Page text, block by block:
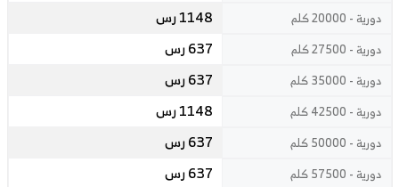
دورية - 20000 كلم 1148 رس
دورية - 27500 كلم 637 رس
دورية - 35000 كلم 637 رس
دورية - 42500 كلم 1148 رس
دورية - 50000 كلم 637 رس
دورية - 57500 كلم 637 رس